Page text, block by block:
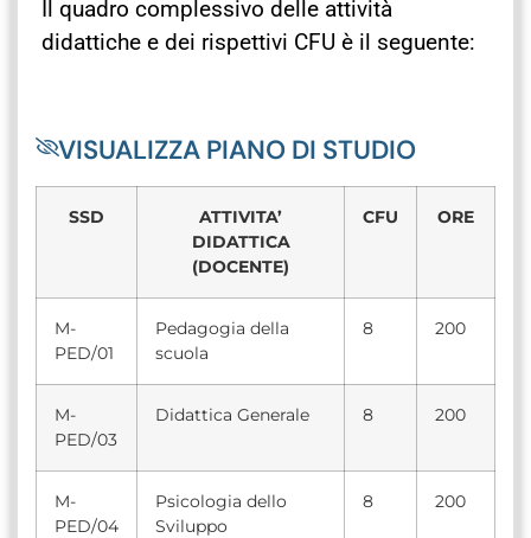
Il quadro complessivo delle attività
didattiche e dei rispettivi CFU è il seguente:
VISUALIZZA PIANO DI STUDIO
SSD
ATTIVITA’
DIDATTICA
(DOCENTE)
CFU ORE
M-
PED/01
Pedagogia della
scuola
8 200
M-
PED/03
Didattica Generale 8 200
M-
PED/04
Psicologia dello
Sviluppo
8 200